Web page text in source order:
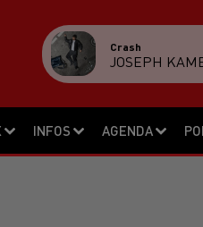
INFOS AGENDA
Crash
JOSEPH